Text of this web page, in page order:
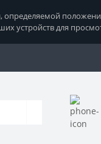
устройств для